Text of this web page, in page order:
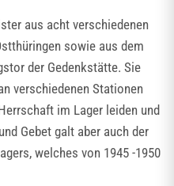
aus acht verschiedenen
sowie aus dem
der Gedenkstätte. Sie
verschiedenen Stationen
im Lager leiden und
Gebet galt aber auch der
welches von 1945 -1950